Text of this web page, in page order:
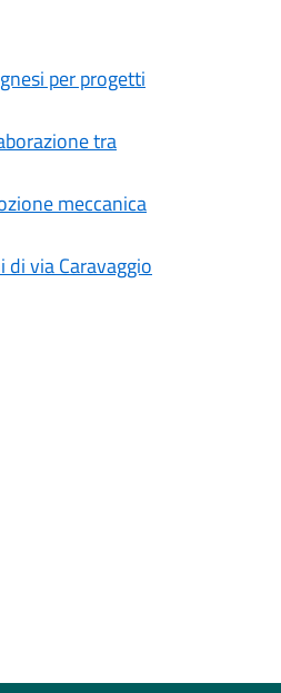
per progetti
tra
meccanica
via Caravaggio